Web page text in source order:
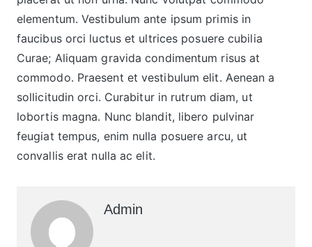
elementum. Vestibulum ante ipsum primis in
faucibus orci luctus et ultrices posuere cubilia
Curae; Aliquam gravida condimentum risus at
commodo. Praesent et vestibulum elit. Aenean a
sollicitudin orci. Curabitur in rutrum diam, ut
lobortis magna. Nunc blandit, libero pulvinar
feugiat tempus, enim nulla posuere arcu, ut
convallis erat nulla ac elit.
Admin